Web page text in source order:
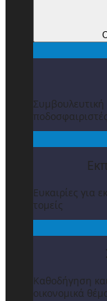
Ευκαιρίες για
τομείς
Καθοδήγηση
οικονομικά